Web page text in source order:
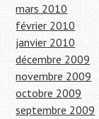
mars 2010
février 2010
janvier 2010
décembre 2009
novembre 2009
octobre 2009
septembre 2009